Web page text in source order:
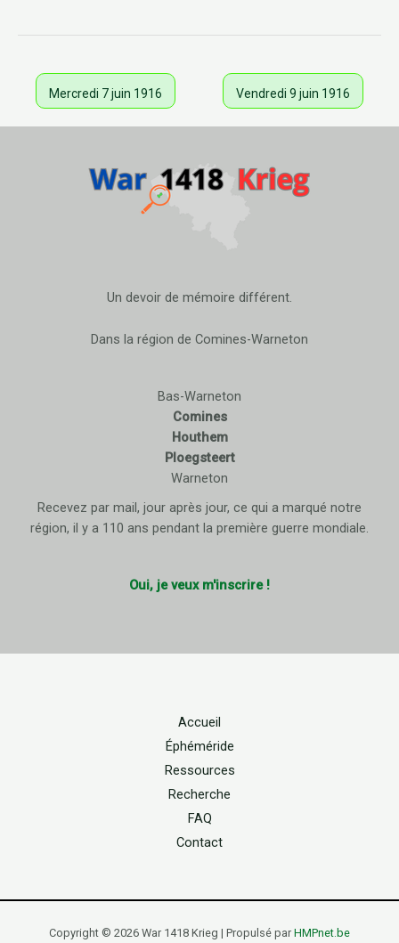
Mercredi 7 juin 1916 Vendredi 9 juin 1916
Un devoir de mémoire différent.
Dans la région de Comines-Warneton
Bas-Warneton
Comines
Houthem
Ploegsteert
Warneton
Recevez par mail, jour après jour, ce qui a marqué notre
région, il y a 110 ans pendant la première guerre mondiale.
Oui, je veux m'inscrire !
Accueil
Éphéméride
Ressources
Recherche
FAQ
Contact
Copyright © 2026 War 1418 Krieg | Propulsé par HMPnet.be